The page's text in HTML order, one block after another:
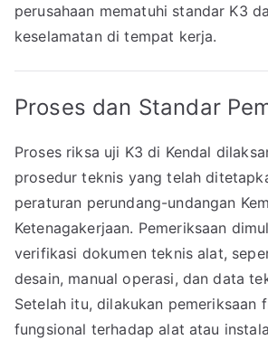
perusahaan mematuhi standar K3
keselamatan di tempat kerja.
Proses dan Standar
Proses riksa uji K3 di Kendal
prosedur teknis yang telah
peraturan perundang-undangan
Ketenagakerjaan. Pemeriksaan
verifikasi dokumen teknis alat,
desain, manual operasi, dan data
Setelah itu, dilakukan pemeriksaan
fungsional terhadap alat atau